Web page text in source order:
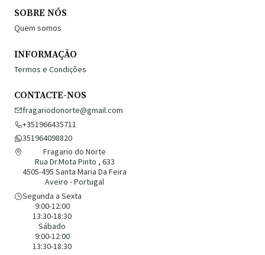
SOBRE NÓS
Quem somos
INFORMAÇÃO
Termos e Condições
CONTACTE-NOS
fragariodonorte@gmail.com
+351966435711
351964098820
Fragario do Norte
Rua Dr.Mota Pinto , 633
4505-495 Santa Maria Da Feira
Aveiro - Portugal
Segunda a Sexta
9:00-12:00
13:30-18:30
Sábado
9:00-12:00
13:30-18:30